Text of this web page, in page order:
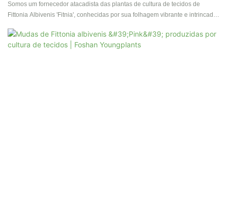
Somos um fornecedor atacadista das plantas de cultura de tecidos de
Fittonia Albivenis 'Fitnia', conhecidas por sua folhagem vibrante e intrincada.
qualquer espaço interno, tornando -as uma escolha popular para
entusiastas e varejistas de plantas